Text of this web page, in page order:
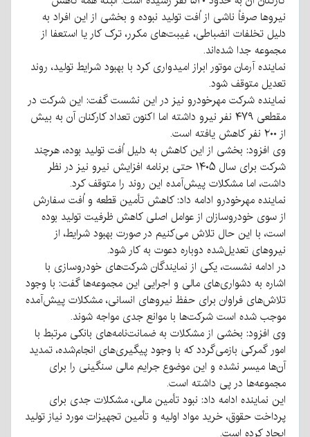
نیروها صرفاً ناشی از اُفت تولید نبوده و بخشی از این افراد به
دلیل تخلفات انضباطی، غیبت‌های مکرر، ترک کار یا استعفا از
مجموعه جدا شده‌اند.
نماینده آرمان موتور ابراز امیدواری کرد با بهبود شرایط تولید، روند
تعدیل متوقف شود.
نماینده شرکت مهرخودرو نیز در این نشست گفت: این شرکت در
مقطعی ۴۷۹ نفر نیرو داشته اما اکنون تعداد کارکنان آن به بیش
از ۲۰۰ نفر کاهش یافته است.
وی افزود: بخشی از این کاهش به دلیل اُفت تولید بوده، هرچند
شرکت برای سال ۱۴۰۵ حتی برنامه افزایش نیرو نیز در نظر
داشت، اما مشکلات پیش‌آمده این روند را متوقف کرد.
نماینده مهرخودرو ادامه داد: کاهش تأمین قطعه و اُفت سفارش
از سوی خودروسازان از عوامل اصلی کاهش ظرفیت تولید بوده
است، با این حال تلاش می‌کنیم در صورت بهبود شرایط، از
نیروهای تعدیل‌شده دوباره دعوت به کار شود.
در ادامه نشست، یکی از نمایندگان شرکت‌های خودروسازی با
اشاره به دشواری‌های مالی و اجرایی این مجموعه‌ها گفت: با وجود
تلاش‌های فراوان برای حفظ نیروهای انسانی، مشکلات پیش‌آمده
موجب شده است شرکت‌ها با موانع جدی مواجه شوند.
وی افزود: بخشی از مشکلات به ضمانت‌نامه‌های بانکی مرتبط با
امور گمرکی بازمی‌گردد که با وجود پیگیری‌های انجام‌شده، تمدید
آن‌ها میسر نشده و این موضوع جرایم مالی سنگینی را برای
مجموعه‌ها در پی داشته است.
این نماینده ادامه داد: نبود تأمین مالی، مشکلات جدی برای
پرداخت حقوق، خرید مواد اولیه و تأمین تجهیزات مورد نیاز تولید
ایجاد کرده است.